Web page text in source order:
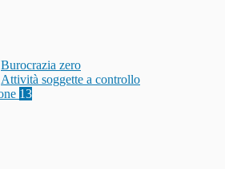
Burocrazia zero
Attività soggette a controllo
13